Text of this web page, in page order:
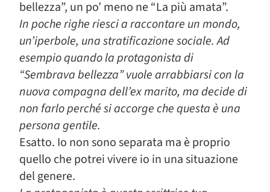
bellezza”, un po’ meno ne “La più amata”.
In poche righe riesci a raccontare un mondo,
un’iperbole, una stratificazione sociale. Ad
esempio quando la protagonista di
“Sembrava bellezza” vuole arrabbiarsi con la
nuova compagna dell’ex marito, ma decidedi
non farlo perché si accorge che questa è una
persona gentile.
Esatto. Io non sono separata ma è proprio
quello che potrei vivere io in una situazione
del genere.